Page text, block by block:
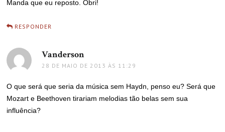
Manda que eu reposto. Obri!
RESPONDER
Vanderson
28 DE MAIO DE 2013 ÀS 11:29
O que será que seria da música sem Haydn, penso eu? Será que
Mozart e Beethoven tirariam melodias tão belas sem sua
influência?